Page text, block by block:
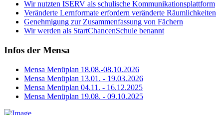
Wir nutzten ISERV als schulische Kommunikationsplattform
Veränderte Lernformate erfordern veränderte Räumlichkeiten
Genehmigung zur Zusammenfassung von Fächern
Wir werden als StartChancenSchule benannt
Infos der Mensa
Mensa Menüplan 18.08.-08.10.2026
Mensa Menüplan 13.01. - 19.03.2026
Mensa Menüplan 04.11. - 16.12.2025
Mensa Menüplan 19.08. - 09.10.2025